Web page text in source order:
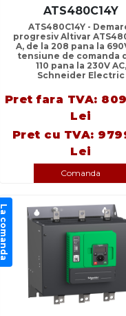
ATS480C14Y
ATS480C14Y -
progresiv Altivar
A, de la 208 pana la
tensiune de comanda
110 pana la 230V AC,
Schneider Electric
Pret fara TVA:
Lei
Pret cu TVA:
Lei
Comanda
La comanda